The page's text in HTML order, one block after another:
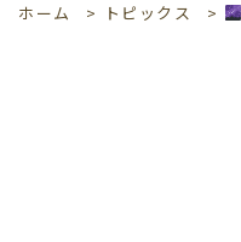
ホーム > トピックス >